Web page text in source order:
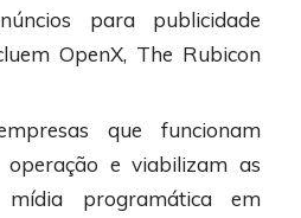
para publicidade
OpenX, The Rubicon
que funcionam
e viabilizam as
mídia programática em